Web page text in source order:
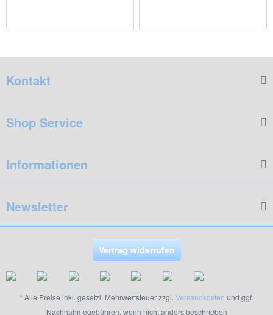
Kontakt
Shop Service
Informationen
Newsletter
Vertrag widerrufen
* Alle Preise inkl. gesetzl. Mehrwertsteuer zzgl. Versandkosten und ggf.
Nachnahmegebühren, wenn nicht anders beschrieben